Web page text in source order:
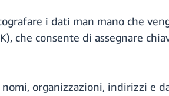
i dati man mano che
che consente di assegnare
organizzazioni, indirizzi e